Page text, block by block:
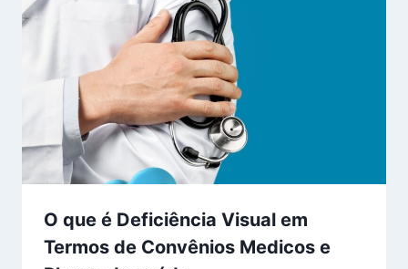
O que é Deficiência Visual em
Termos de Convênios Medicos e